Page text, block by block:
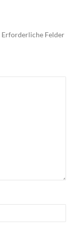
Erforderliche Felder